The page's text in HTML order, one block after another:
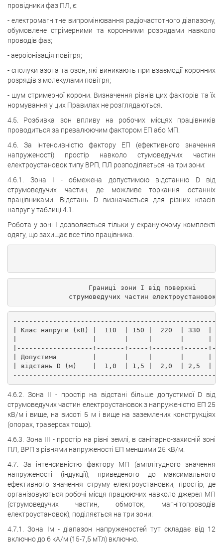
провідники фаз ПЛ, є:
- електромагнітне випромінювання радіочастотного діапазону,
обумовлене стрімерними та коронними розрядами навколо
проводів фаз;
- аероіонізація повітря;
- сполуки азота та озон, які виникають при взаємодії коронних
розрядів з молекулами повітря;
- шум стримерної корони. Визначення рівнів цих факторів та їх
нормування у цих Правилах не розглядаються.
4.5. Розбивка зон впливу на робочих місцях працівників
проводиться за превалюючим фактором ЕП або МП.
4.6. За інтенсивністю фактору ЕП (ефективного значення
напруженості) простір навколо стумоведучих частин
електроустановок типу ВРП, ПЛ розподіляється на три зони:
4.6.1. Зона I - обмежена допустимою відстанню D від
струмоведучих частин, де можливе торкання останніх
працівниками. Відстань D визначається для різних класів
напруг у таблиці 4.1.
Робота у зоні I дозволяється тільки у екрануючому комплекті
одягу, що захищає все тіло працівника.
                   Границі зони I від поверхні
              струмоведучих частин електроустановок.
| Клас напруги (кВ) |  110  | 150 |  220  | 330  |
|-------------------+-------+-----+-------+------
| Допустима         |       |     |       |      |
| відстань D (м)    |  1,0  | 1,5 |  2,0  | 2,5  |
4.6.2. Зона II - простір на відстані більше допустимої D від
струмоведучих частин електроустановок з напруженістю ЕП 25
кВ/м і вище, на висоті 5 м і вище на заземлених конструкціях
(опорах, траверсах тощо).
4.6.3. Зона III - простір на рівні землі, в санітарно-захисній зоні
ПЛ, ВРП з рівнями напруженості ЕП меншими 25 кВ/м.
4.7. За інтенсивністю фактору МП (амплітудного значення
напруженості (індукції), приведеного до максимального
ефективного значення струму електроустановки, простір, де
організовуються робочі місця працюючих навколо джерел МП
(струмоведучих частин, обмоток, магнітопроводів
електроустановок), поділяється на три зони:
4.7.1. Зона Iм - діапазон напруженостей тут складає від 12
включно до 6 кА/м (15-7,5 мТл) включно.